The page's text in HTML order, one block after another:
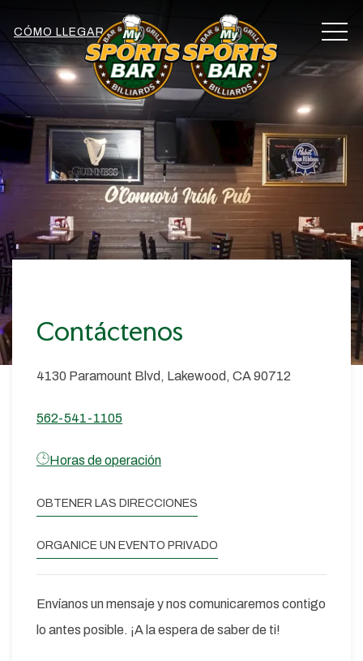
CÓMO LLEGAR
Contáctenos
4130 Paramount Blvd, Lakewood, CA 90712
562-541-1105
Horas de operación
OBTENER LAS DIRECCIONES
ORGANICE UN EVENTO PRIVADO
Envíanos un mensaje y nos comunicaremos contigo
lo antes posible. ¡A la espera de saber de ti!